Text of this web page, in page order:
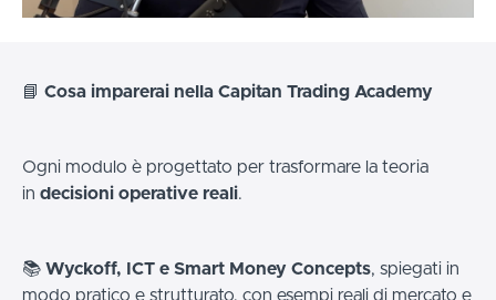
📘 Cosa imparerai nella Capitan Trading Academy
Ogni modulo è progettato per trasformare la teoria
in decisioni operative reali.
📚 Wyckoff, ICT e Smart Money Concepts, spiegati in
modo pratico e strutturato, con esempi reali di mercato e